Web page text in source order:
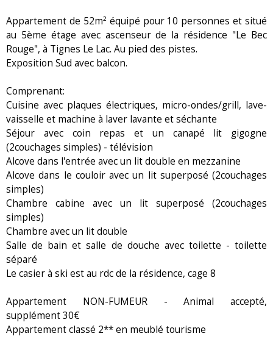
Appartement de 52m² équipé pour 10 personnes et situé
au 5ème étage avec ascenseur de la résidence "Le Bec
Rouge", à Tignes Le Lac. Au pied des pistes.
Exposition Sud avec balcon.
Comprenant:
Cuisine avec plaques électriques, micro-ondes/grill, lave-
vaisselle et machine à laver lavante et séchante
Séjour avec coin repas et un canapé lit gigogne
(2couchages simples) - télévision
Alcove dans l'entrée avec un lit double en mezzanine
Alcove dans le couloir avec un lit superposé (2couchages
simples)
Chambre cabine avec un lit superposé (2couchages
simples)
Chambre avec un lit double
Salle de bain et salle de douche avec toilette - toilette
séparé
Le casier à ski est au rdc de la résidence, cage 8
Appartement NON-FUMEUR - Animal accepté,
supplément 30€
Appartement classé 2** en meublé tourisme